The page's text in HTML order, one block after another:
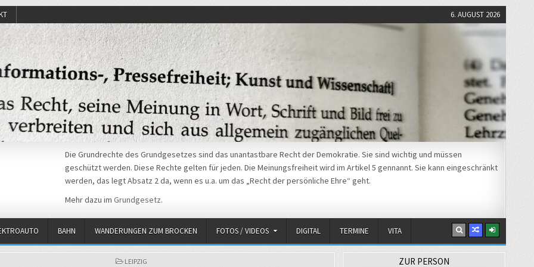
6. AUGUST 2026
Die Grundrechte des Grundgesetzes sind das unantastbare Recht der Demokratie. Sie sind wichtig und müssen
geschützt werden. Diese Rechte gelten für jeden. Die Meinungsfreiheit wird im Artikel 5 gennannt. Sie kann eingeschränkt
werden, das legt Absatz 2 da, wenn es u.a. um das „Recht der persönliche Ehre“ geht.
Mehr dazu im Grundgesetz.
BAHN WANDERUNGEN ZUM BROCKEN FOTOS / VIDEOS DIGITAL TERMINE VITA
POSTED
LEIPZIG ZUR PERSON